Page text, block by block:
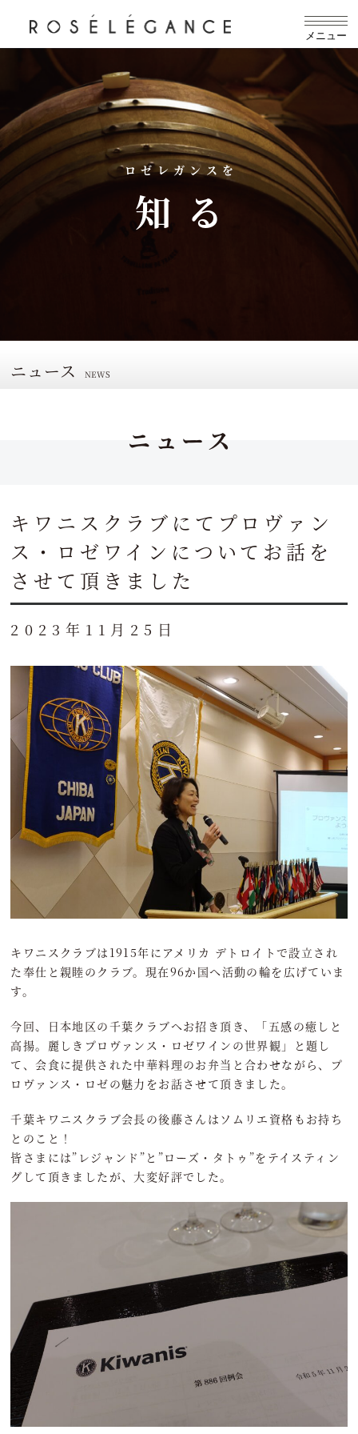
メニュー
ニュース NEWS
ロゼレガンスを
知る
ニュース
キワニスクラブにてプロヴァン
ス・ロゼワインについてお話を
させて頂きました
2023年11月25日
キワニスクラブは1915年にアメリカ デトロイトで設立され
た奉仕と親睦のクラブ。現在96か国へ活動の輪を広げていま
す。
今回、日本地区の千葉クラブへお招き頂き、「五感の癒しと
高揚。麗しきプロヴァンス・ロゼワインの世界観」と題し
て、会食に提供された中華料理のお弁当と合わせながら、プ
ロヴァンス・ロゼの魅力をお話させて頂きました。
千葉キワニスクラブ会長の後藤さんはソムリエ資格もお持ち
とのこと！
皆さまには”レジャンド”と”ローズ・タトゥ”をテイスティン
グして頂きましたが、大変好評でした。